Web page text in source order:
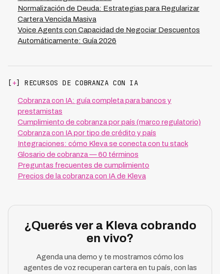
operando en carteras de LATAM, demuestra que con
análisis inteligente es posible alcanzar 73% de tasa de
recuperación, reduciendo costos en 70% y permitiendo
establecer quitas más agresivas sin afectar
Normalización de Deuda: Estrategias para Regularizar
Cartera Vencida Masiva
Voice Agents con Capacidad de Negociar Descuentos
Automáticamente: Guía 2026
[+] RECURSOS DE COBRANZA CON IA
Cobranza con IA: guía completa para bancos y
prestamistas
Cumplimiento de cobranza por país (marco regulatorio)
Cobranza con IA por tipo de crédito y país
Integraciones: cómo Kleva se conecta con tu stack
Glosario de cobranza — 60 términos
Preguntas frecuentes de cumplimiento
Precios de la cobranza con IA de Kleva
¿Querés ver a Kleva cobrando
en vivo?
Agenda una demo y te mostramos cómo los
agentes de voz recuperan cartera en tu país, con las